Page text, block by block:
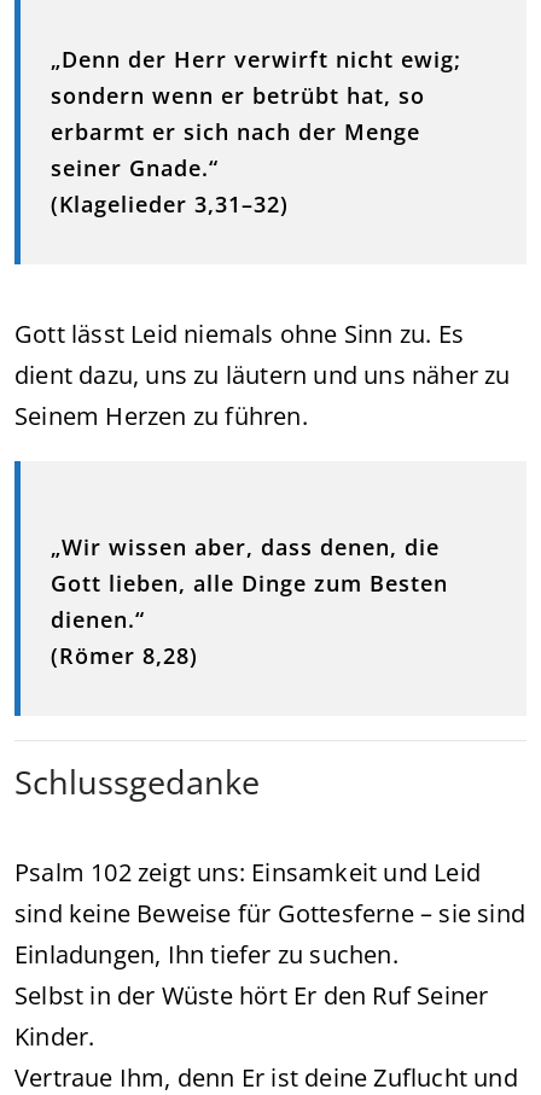
„Denn der Herr verwirft nicht ewig;
sondern wenn er betrübt hat, so
erbarmt er sich nach der Menge
seiner Gnade.“
(Klagelieder 3,31–32)
Gott lässt Leid niemals ohne Sinn zu. Es
dient dazu, uns zu läutern und uns näher zu
Seinem Herzen zu führen.
„Wir wissen aber, dass denen, die
Gott lieben, alle Dinge zum Besten
dienen.“
(Römer 8,28)
Schlussgedanke
Psalm 102 zeigt uns: Einsamkeit und Leid
sind keine Beweise für Gottesferne – sie sind
Einladungen, Ihn tiefer zu suchen.
Selbst in der Wüste hört Er den Ruf Seiner
Kinder.
Vertraue Ihm, denn Er ist deine Zuflucht und